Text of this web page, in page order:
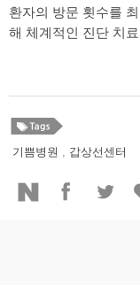
환자의 방문 횟수를
해 체계적인 진단 치
기쁨병원 갑상선센터